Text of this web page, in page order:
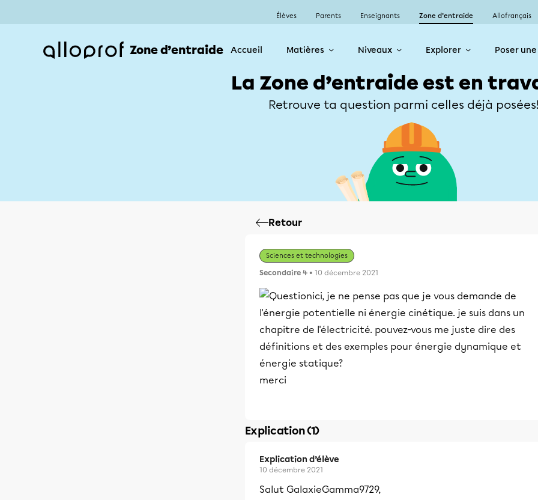
Élèves Parents Enseignants Zone d’entraide Allofrançais
Zone d’entraide Accueil Matières Niveaux Explorer Poser
La Zone d’entraide est en
Retrouve ta question parmi celles déjà
Retour
Sciences et technologies
Secondaire 4 • 10 décembre 2021
ici, je ne pense pas que je vous demande de
l'énergie potentielle ni énergie cinétique. je suis dans un
chapitre de l'électricité. pouvez-vous me juste dire des
définitions et des exemples pour énergie dynamique et
énergie statique?
merci
Explication (1)
Explication d’élève
10 décembre 2021
Salut GalaxieGamma9729,